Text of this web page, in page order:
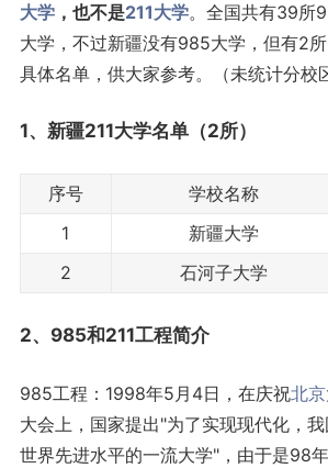
大学，也不是211大学。全国共有39所
大学，不过新疆没有985大学，但有2
具体名单，供大家参考。（未统计分校
1、新疆211大学名单（2所）
序号 学校名称
1
新疆大学
2
石河子大学
2、985和211工程简介
985工程：1998年5月4日，在庆祝北京
大会上，国家提出"为了实现现代化，
世界先进水平的一流大学"，由于是98